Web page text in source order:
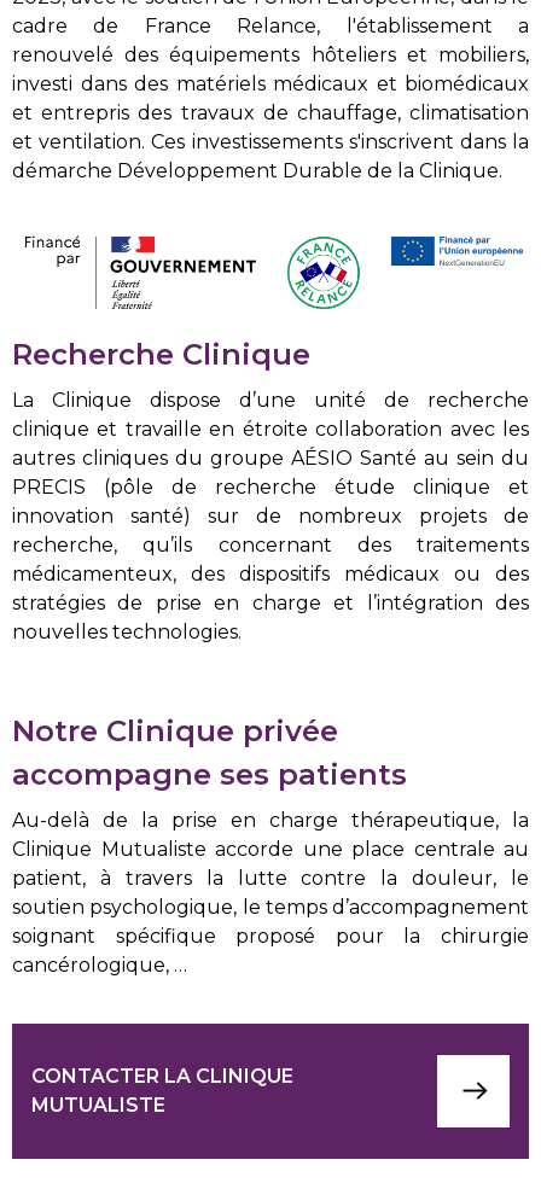
cadre de France Relance, l'établissement a
renouvelé des équipements hôteliers et mobiliers,
investi dans des matériels médicaux et biomédicaux
et entrepris des travaux de chauffage, climatisation
et ventilation. Ces investissements s'inscrivent dans la
démarche Développement Durable de la Clinique.
Recherche Clinique
La Clinique dispose d’une unité de recherche
clinique et travaille en étroite collaboration avec les
autres cliniques du groupe AÉSIO Santé au sein du
PRECIS (pôle de recherche étude clinique et
innovation santé) sur de nombreux projets de
recherche, qu’ils concernant des traitements
médicamenteux, des dispositifs médicaux ou des
stratégies de prise en charge et l’intégration des
nouvelles technologies.
Notre Clinique privée
accompagne ses patients
Au-delà de la prise en charge thérapeutique, la
Clinique Mutualiste accorde une place centrale au
patient, à travers la lutte contre la douleur, le
soutien psychologique, le temps d’accompagnement
soignant spécifique proposé pour la chirurgie
cancérologique, …
CONTACTER LA CLINIQUE
MUTUALISTE